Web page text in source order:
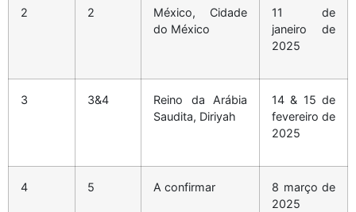
2 2
México, Cidade
do México
11 de
janeiro de
2025
3 3&4
Reino da Arábia
Saudita, Diriyah
14 & 15 de
fevereiro de
2025
4 5 A confirmar
8 março de
2025